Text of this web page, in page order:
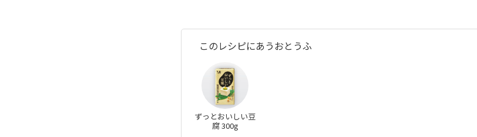
このレシピにあうおとうふ
ずっとおいしい豆
腐 300g